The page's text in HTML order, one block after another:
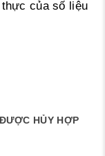
của số liệu
HỦY HỢP